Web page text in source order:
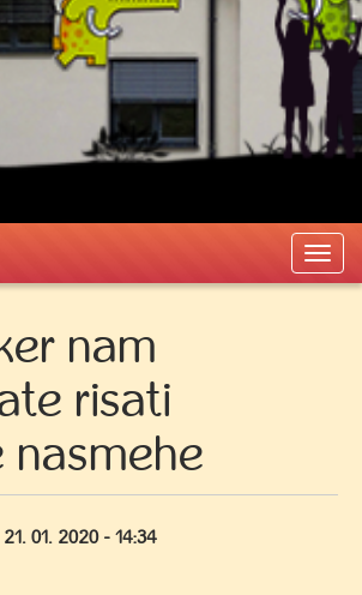
nam
risati
01. 2020 - 14:34